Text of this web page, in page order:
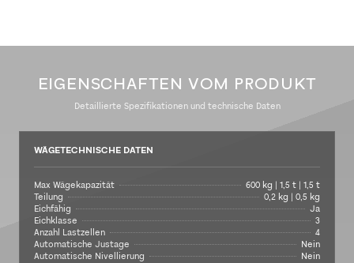
EIGENSCHAFTEN VOM PRODUKT
Detaillierte Spezifikationen und technische Daten
WÄGETECHNISCHE DATEN
Max Wägekapazität
600 kg | 1,5 t | 1,5 t
Teilung
0,2 kg | 0,5 kg
Eichfähig
Ja
Eichklasse
3
Anzahl Lastzellen
4
Automatische Justage
Nein
Automatische Nivellierung
Nein